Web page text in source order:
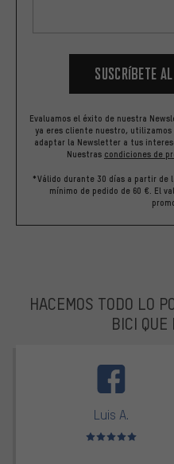
Suscríbete
Evaluamos el éxito de nuestra
ya eres cliente nuestro,
adaptar la Newsletter a tus
Nuestras condiciones de
*Válido durante 30 días a partir de
mínimo de pedido de 60 €. El
HACEMOS TODO LO
BICI QUE
Luis A.
Valoración media: 5 de